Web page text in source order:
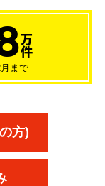
万
件
まで
方)